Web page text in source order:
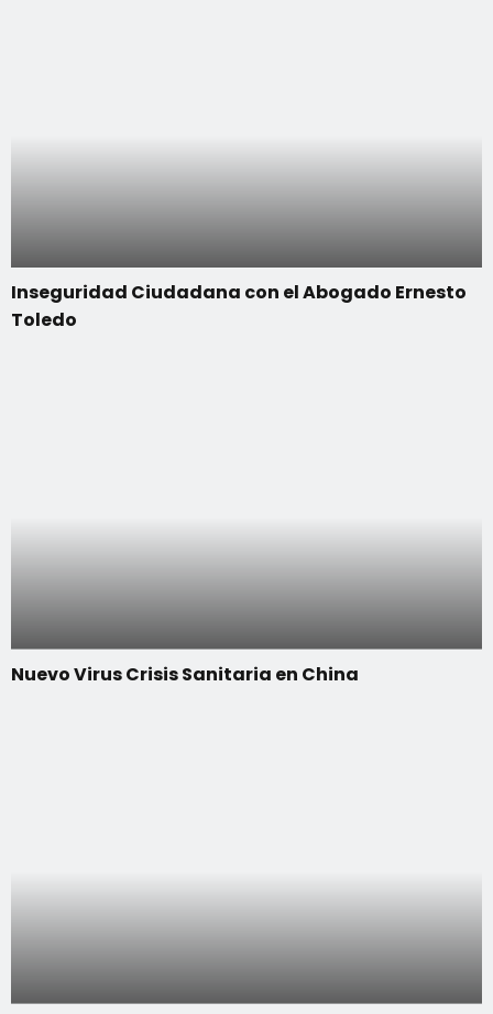
Inseguridad Ciudadana con el Abogado Ernesto
Toledo
Nuevo Virus Crisis Sanitaria en China